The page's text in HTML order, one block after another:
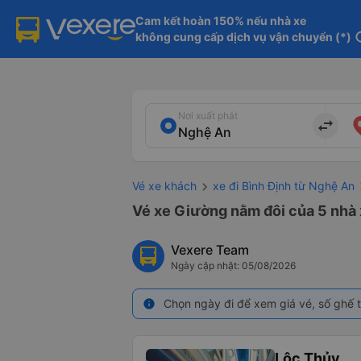
Cam kết hoàn 150% nếu nhà xe
không cung cấp dịch vụ vận chuyển (*)
Nơi xuất phát
import_export
Vé xe khách xe đi Bình Định từ Nghệ An
Vé xe Giường nằm đôi của 5
Vexere Team
Ngày cập nhật: 05/08/2026
info Chọn ngày đi để xem giá vé, số